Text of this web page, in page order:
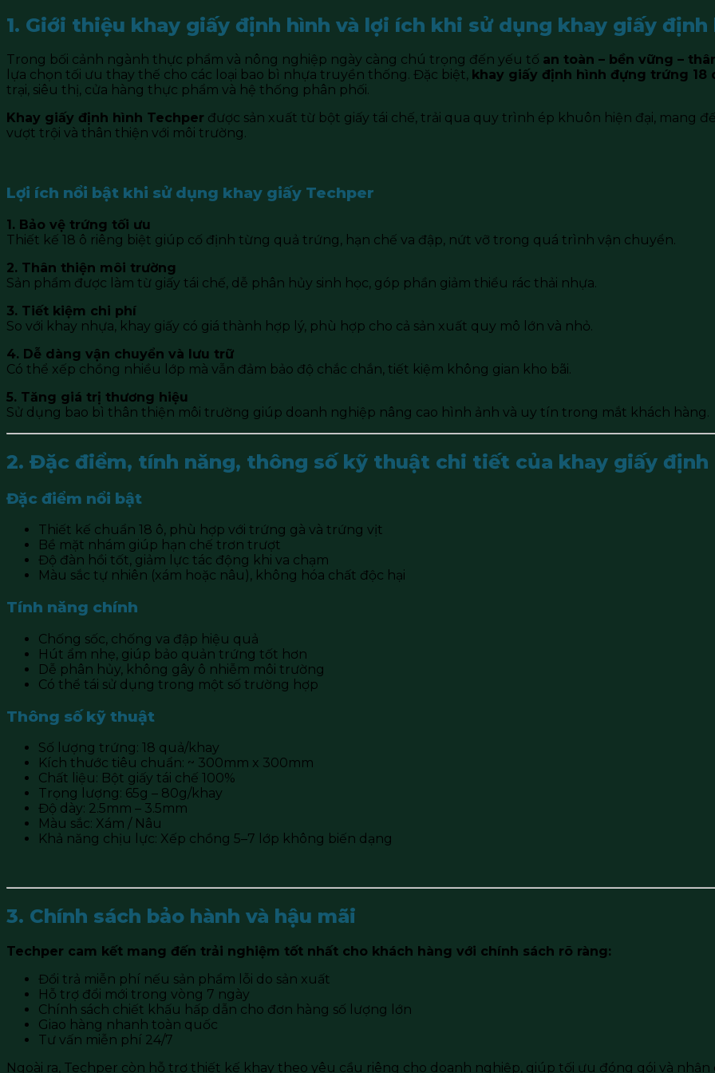
1. Giới thiệu khay giấy định hình và lợi ích khi sử dụng khay giấy định
Trong bối cảnh ngành thực phẩm và nông nghiệp ngày càng chú trọng đến yếu tố an toàn – bền vững –
lựa chọn tối ưu thay thế cho các loại bao bì nhựa truyền thống. Đặc biệt, khay giấy định hình đựng trứng 18
trại, siêu thị, cửa hàng thực phẩm và hệ thống phân phối.
Khay giấy định hình Techper được sản xuất từ bột giấy tái chế, trải qua quy trình ép khuôn hiện đại, mang
vượt trội và thân thiện với môi trường.
Lợi ích nổi bật khi sử dụng khay giấy Techper
1. Bảo vệ trứng tối ưu
Thiết kế 18 ô riêng biệt giúp cố định từng quả trứng, hạn chế va đập, nứt vỡ trong quá trình vận chuyển.
2. Thân thiện môi trường
Sản phẩm được làm từ giấy tái chế, dễ phân hủy sinh học, góp phần giảm thiểu rác thải nhựa.
3. Tiết kiệm chi phí
So với khay nhựa, khay giấy có giá thành hợp lý, phù hợp cho cả sản xuất quy mô lớn và nhỏ.
4. Dễ dàng vận chuyển và lưu trữ
Có thể xếp chồng nhiều lớp mà vẫn đảm bảo độ chắc chắn, tiết kiệm không gian kho bãi.
5. Tăng giá trị thương hiệu
Sử dụng bao bì thân thiện môi trường giúp doanh nghiệp nâng cao hình ảnh và uy tín trong mắt khách hàng.
2. Đặc điểm, tính năng, thông số kỹ thuật chi tiết của khay giấy định
Đặc điểm nổi bật
Thiết kế chuẩn 18 ô, phù hợp với trứng gà và trứng vịt
Bề mặt nhám giúp hạn chế trơn trượt
Độ đàn hồi tốt, giảm lực tác động khi va chạm
Màu sắc tự nhiên (xám hoặc nâu), không hóa chất độc hại
Tính năng chính
Chống sốc, chống va đập hiệu quả
Hút ẩm nhẹ, giúp bảo quản trứng tốt hơn
Dễ phân hủy, không gây ô nhiễm môi trường
Có thể tái sử dụng trong một số trường hợp
Thông số kỹ thuật
Số lượng trứng: 18 quả/khay
Kích thước tiêu chuẩn: ~ 300mm x 300mm
Chất liệu: Bột giấy tái chế 100%
Trọng lượng: 65g – 80g/khay
Độ dày: 2.5mm – 3.5mm
Màu sắc: Xám / Nâu
Khả năng chịu lực: Xếp chồng 5–7 lớp không biến dạng
3. Chính sách bảo hành và hậu mãi
Techper cam kết mang đến trải nghiệm tốt nhất cho khách hàng với chính sách rõ ràng:
Đổi trả miễn phí nếu sản phẩm lỗi do sản xuất
Hỗ trợ đổi mới trong vòng 7 ngày
Chính sách chiết khấu hấp dẫn cho đơn hàng số lượng lớn
Giao hàng nhanh toàn quốc
Tư vấn miễn phí 24/7
Ngoài ra, Techper còn hỗ trợ thiết kế khay theo yêu cầu riêng cho doanh nghiệp, giúp tối ưu đóng gói và